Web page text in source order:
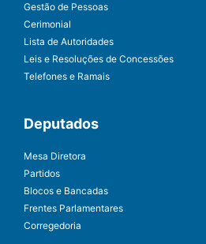
Gestão de Pessoas
Cerimonial
Lista de Autoridades
Leis e Resoluções de Concessões
Telefones e Ramais
Deputados
Mesa Diretora
Partidos
Blocos e Bancadas
Frentes Parlamentares
Corregedoria